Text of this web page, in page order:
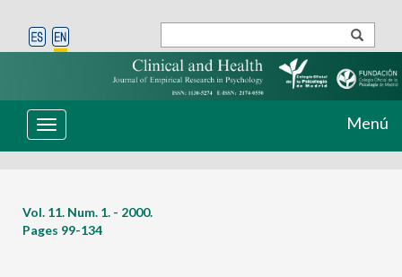
Toggle
navigation
Menú
Vol. 11. Num. 1. - 2000.
Pages 99-134